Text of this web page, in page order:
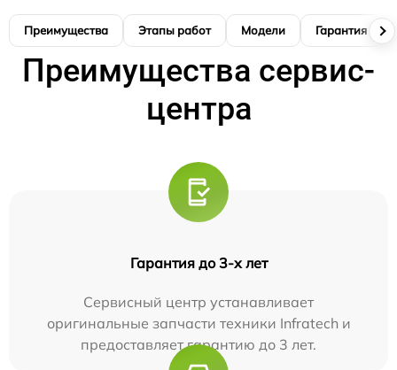
Преимущества Этапы работ Модели Гарантия
Преимущества сервис-
центра
Гарантия до 3-х лет
Сервисный центр устанавливает
оригинальные запчасти техники Infratech и
предоставляет гарантию до 3 лет.